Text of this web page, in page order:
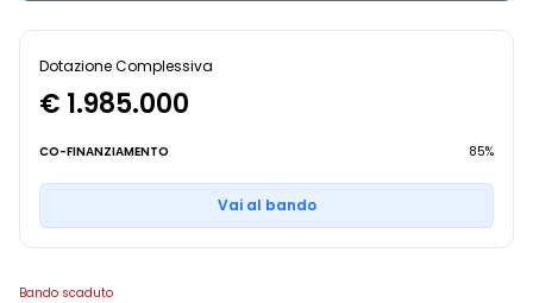
Dotazione Complessiva
€ 1.985.000
CO-FINANZIAMENTO 85%
Vai al bando
Bando scaduto